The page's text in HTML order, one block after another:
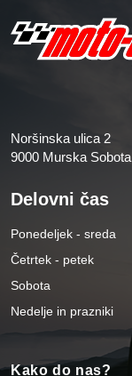
Noršinska ulica 2
9000 Murska Sobota
Delovni čas
Ponedeljek - sreda
Četrtek - petek
Sobota
Nedelje in prazniki
Kako do nas?